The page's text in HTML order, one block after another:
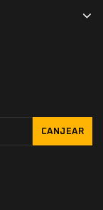
CANJEAR